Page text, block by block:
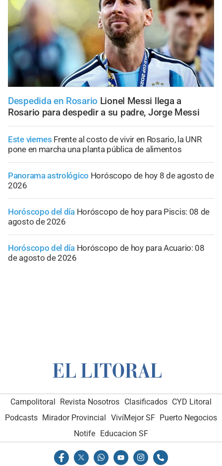
Despedida en Rosario Lionel Messi llega a
Rosario para despedir a su padre, Jorge Messi
Este viernes Frente al costo de vivir en Rosario, la UNR
pone en marcha una planta pública de alimentos
Panorama astrológico Horóscopo de hoy 8 de agosto de
2026
Horóscopo del día Horóscopo de hoy para Piscis: 08 de
agosto de 2026
Horóscopo del día Horóscopo de hoy para Acuario: 08
de agosto de 2026
Campolitoral Revista Nosotros Clasificados CYD Litoral
Podcasts Mirador Provincial VivíMejor SF Puerto Negocios
Notife Educacion SF